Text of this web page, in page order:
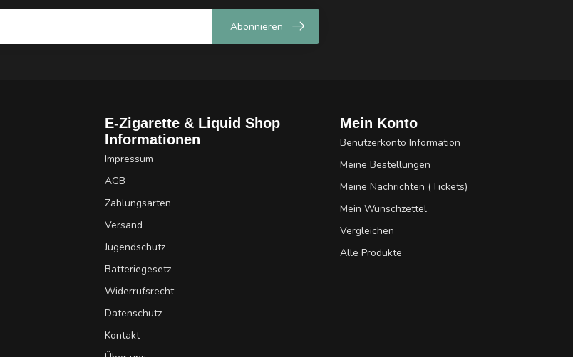
Abonnieren
E-Zigarette & Liquid Shop
Informationen
Impressum
AGB
Zahlungsarten
Versand
Jugendschutz
Batteriegesetz
Widerrufsrecht
Datenschutz
Kontakt
Mein Konto
Benutzerkonto Information
Meine Bestellungen
Meine Nachrichten (Tickets)
Mein Wunschzettel
Vergleichen
Alle Produkte